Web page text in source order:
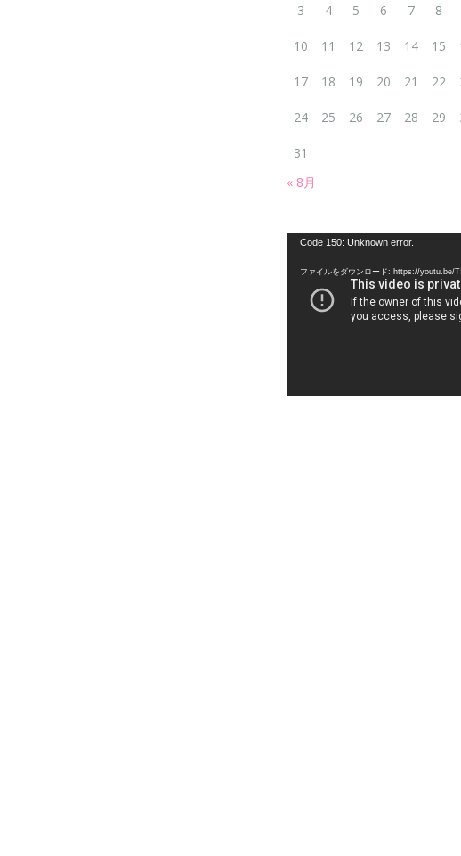
3 4 5 6 7 8
10 11 12 13 14 15
17 18 19 20 21 22
24 25 26 27 28 29
31
« 8月
Code 150: Unknown error.
ファイルをダウンロード: https://youtu.be/